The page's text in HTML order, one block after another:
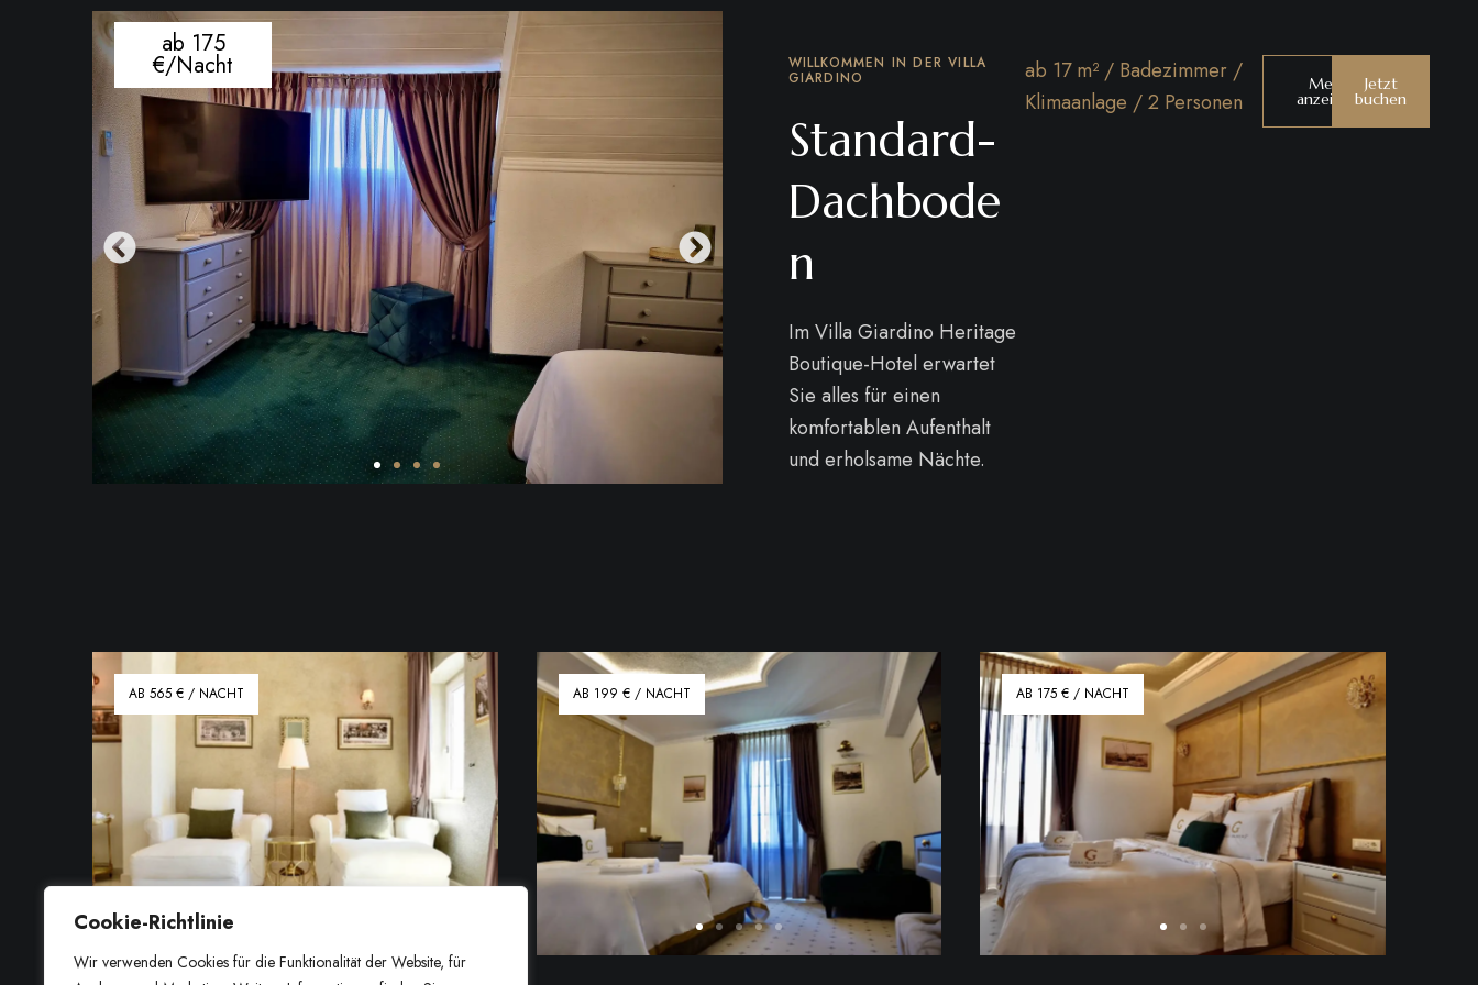
Cookie-Richtlinie
Wir verwenden Cookies für die Funktionalität der Website, für
ab 175
€/Nacht WILLKOMMEN IN DER VILLA
GIARDINO
Standard-
Dachbode
n
Im Villa Giardino Heritage
Boutique-Hotel erwartet
Sie alles für einen
komfortablen Aufenthalt
und erholsame Nächte.
ab 17 m² / Badezimmer /
Klimaanlage / 2 Personen
Mehr
anzeigen
Jetzt
buchen
AB 565 € / NACHT AB 199 € / NACHT AB 175 € / NACHT